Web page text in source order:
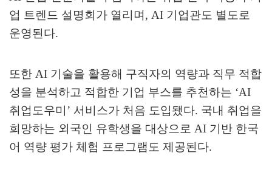
업 트렌드 설명회가 열리며 , AI 기업관도 별도로
운영된다.
또한 AI 기술을 활용해 구직자의 역량과 직무 적합
성을 분석하고 적합한 기업 부스를 추천하는 ‘AI
취업도우미 ’ 서비스가 처음 도입됐다. 국내 취업을
희망하는 외국인 유학생을 대상으로 AI 기반 한국
어 역량 평가 체험 프로그램도 제공된다.